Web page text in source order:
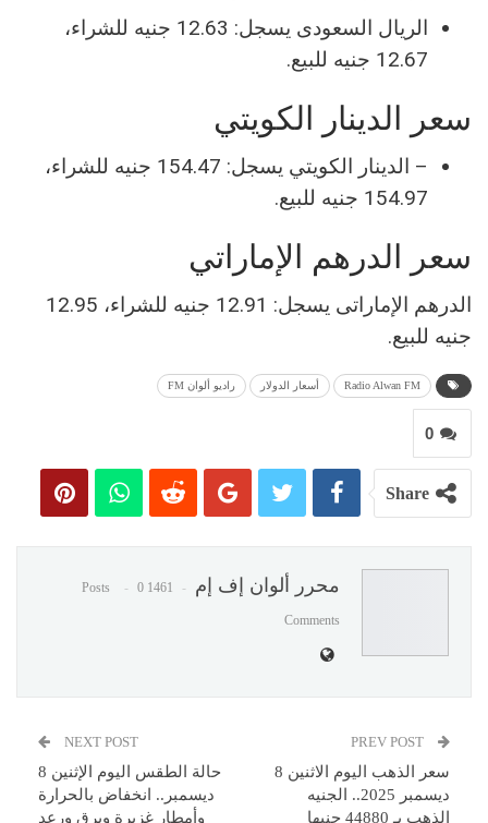
الريال السعودى يسجل: 12.63 جنيه للشراء،
12.67 جنيه للبيع.
سعر الدينار الكويتي
– الدينار الكويتي يسجل: 154.47 جنيه للشراء،
154.97 جنيه للبيع.
سعر الدرهم الإماراتي
الدرهم الإماراتى يسجل: 12.91 جنيه للشراء، 12.95
جنيه للبيع.
Radio Alwan FM أسعار الدولار راديو ألوان FM
0
Share
محرر ألوان إف إم 1461 Posts
0
Comments
سعر الذهب اليوم الاثنين 8
ديسمبر 2025.. الجنيه
الذهب بـ 44880 جنيها
NEXT POST
حالة الطقس اليوم الإثنين 8
ديسمبر.. انخفاض بالحرارة
وأمطار غزيرة وبرق ورعد